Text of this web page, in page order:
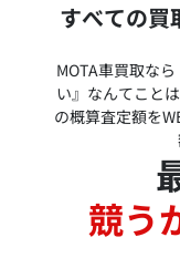
すべての買
MOTA車買取な
い』なんてこと
の概算査定額を
競う